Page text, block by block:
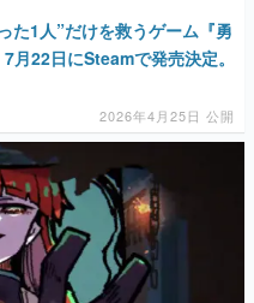
た1人”だけを救うゲーム『勇
月22日にSteamで発売決定。
2026年4月25日 公開